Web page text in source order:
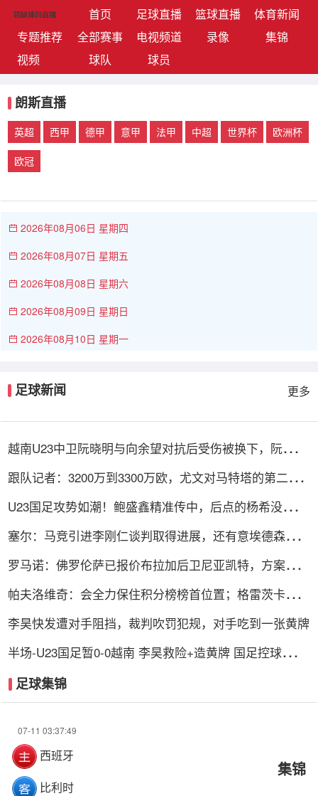
首页(current)足球直播 篮球直播
体育新闻
专题推荐
全部赛事 电视频道 录像
集锦
视频
球队 球员
朗斯直播
英超 西甲 德甲 意甲 法甲 中超 世界杯 欧洲杯
欧冠
2026年08月06日 星期四
2026年08月07日 星期五
2026年08月08日 星期六
2026年08月09日 星期日
2026年08月10日 星期一
足球新闻 更多
越南U23中卫阮晓明与向余望对抗后受伤被换下，阮德英
跟队记者：3200万到3300万欧，尤文对马特塔的第二份
U23国足攻势如潮！鲍盛鑫精准传中，后点的杨希没有顶
塞尔：马竞引进李刚仁谈判取得进展，还有意埃德森和若
罗马诺：佛罗伦萨已报价布拉加后卫尼亚凯特，方案租借
帕夫洛维奇：会全力保住积分榜榜首位置；格雷茨卡是我
李昊快发遭对手阻挡，裁判吹罚犯规，对手吃到一张黄牌
半场-U23国足暂0-0越南 李昊救险+造黄牌 国足控球超6
足球集锦
07-11 03:37:49
西班牙
比利时
集锦